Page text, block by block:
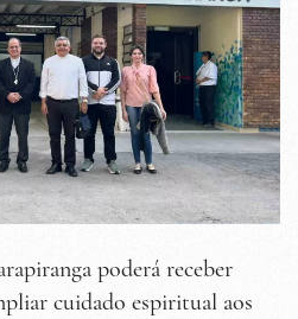
poderá receber
cuidado espiritual aos